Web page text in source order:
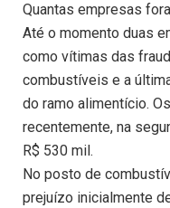
Quantas empresas
Até o momento duas
como vítimas das
combustíveis e a
do ramo alimentício.
recentemente, na
R$ 530 mil.
No posto de
prejuízo inicialmente